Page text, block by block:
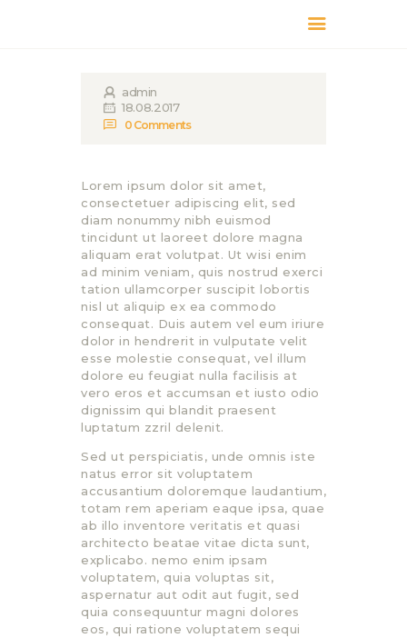
ДОСТАВКА
О БРЕНДЕ
admin
18.08.2017
0 Comments
Lorem ipsum dolor sit amet,
consectetuer adipiscing elit, sed
diam nonummy nibh euismod
tincidunt ut laoreet dolore magna
aliquam erat volutpat. Ut wisi enim
ad minim veniam, quis nostrud exerci
tation ullamcorper suscipit lobortis
nisl ut aliquip ex ea commodo
consequat. Duis autem vel eum iriure
dolor in hendrerit in vulputate velit
esse molestie consequat, vel illum
dolore eu feugiat nulla facilisis at
vero eros et accumsan et iusto odio
dignissim qui blandit praesent
luptatum zzril delenit.
Sed ut perspiciatis, unde omnis iste
natus error sit voluptatem
accusantium doloremque laudantium,
totam rem aperiam eaque ipsa, quae
ab illo inventore veritatis et quasi
architecto beatae vitae dicta sunt,
explicabo. nemo enim ipsam
voluptatem, quia voluptas sit,
aspernatur aut odit aut fugit, sed
quia consequuntur magni dolores
eos, qui ratione voluptatem sequi